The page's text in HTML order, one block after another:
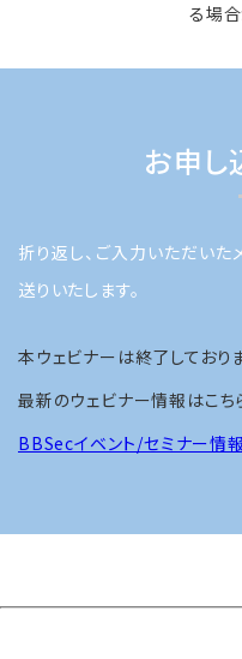
る場合
お申し
折り返し、ご入力いただい
送りいたします。
本ウェビナーは終了しておりま
最新のウェビナー情報はこち
BBSecイベント/セミナー情報